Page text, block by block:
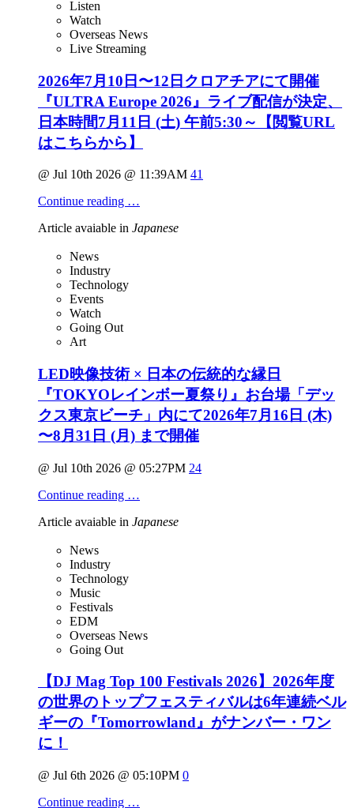
Listen
Watch
Overseas News
Live Streaming
2026年7月10日〜12日クロアチアにて開催
『ULTRA Europe 2026』ライブ配信が決定、
日本時間7月11日 (土) 午前5:30～【閲覧URL
はこちらから】
@ Jul 10th 2026 @ 11:39AM 41
Continue reading …
Article avaiable in Japanese
News
Industry
Technology
Events
Watch
Going Out
Art
LED映像技術 × 日本の伝統的な縁日
『TOKYOレインボー夏祭り』お台場「デッ
クス東京ビーチ」内にて2026年7月16日 (木)
〜8月31日 (月) まで開催
@ Jul 10th 2026 @ 05:27PM 24
Continue reading …
Article avaiable in Japanese
News
Industry
Technology
Music
Festivals
EDM
Overseas News
Going Out
【DJ Mag Top 100 Festivals 2026】2026年度
の世界のトップフェスティバルは6年連続ベル
ギーの『Tomorrowland』がナンバー・ワン
に！
@ Jul 6th 2026 @ 05:10PM 0
Continue reading …